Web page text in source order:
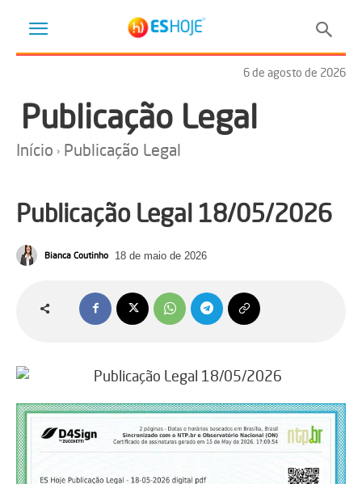
6 de agosto de 2026
Publicação Legal
Início Publicação Legal
Publicação Legal 18/05/2026
Bianca Coutinho 18 de maio de 2026